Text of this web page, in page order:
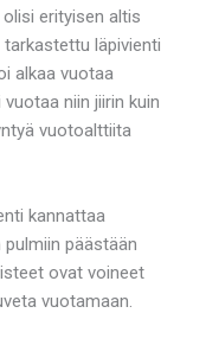
erityisen altis
läpivienti
alkaa vuotaa
niin jiirin kuin
vuotoalttiita
kannattaa
päästään
ovat voineet
vuotamaan.